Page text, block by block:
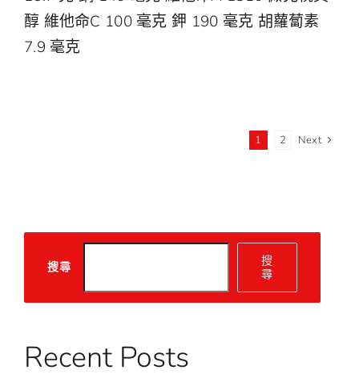
醇 維他命C 100 毫克 鉀 190 毫克 胡蘿蔔素
7.9 毫克
1 2 Next
搜尋
搜
尋
Recent Posts